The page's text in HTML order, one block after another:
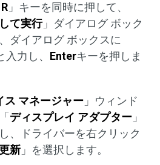
」キーを同時に押して、
て実行」ダイアログ ボック
ダイアログ ボックスに
入力し、 Enterキーを押しま
ス マネージャー 」ウィンド
ディスプレイ アダプター 」
、ドライバーを右クリック
新 」を選択します。